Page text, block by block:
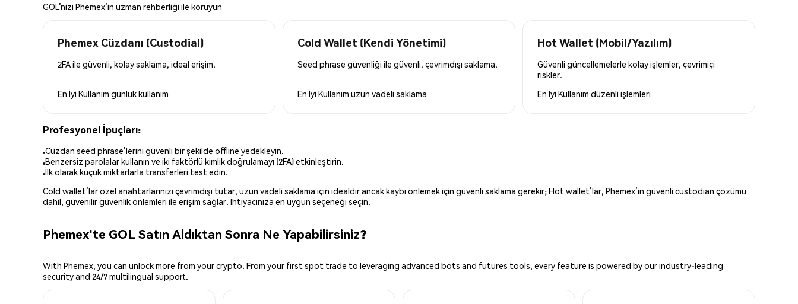
GOL’nizi Phemex’in uzman rehberliği ile koruyun
Phemex Cüzdanı (Custodial)
2FA ile güvenli, kolay saklama, ideal erişim.
En İyi Kullanım günlük kullanım
Cold Wallet (Kendi Yönetimi)
Seed phrase güvenliği ile güvenli, çevrimdışı saklama.
En İyi Kullanım uzun vadeli saklama
Hot Wallet (Mobil/Yazılım)
Güvenli güncellemelerle kolay işlemler, çevrimiçi
riskler.
En İyi Kullanım düzenli işlemleri
Profesyonel İpuçları:
Cüzdan seed phrase’lerini güvenli bir şekilde offline yedekleyin.
Benzersiz parolalar kullanın ve iki faktörlü kimlik doğrulamayı (2FA) etkinleştirin.
İlk olarak küçük miktarlarla transferleri test edin.
Cold wallet’lar özel anahtarlarınızı çevrimdışı tutar, uzun vadeli saklama için idealdir ancak kaybı önlemek için güvenli saklama gerekir; Hot wallet’lar, Phemex’in güvenli custodian çözümü
dahil, güvenilir güvenlik önlemleri ile erişim sağlar. İhtiyacınıza en uygun seçeneği seçin.
Phemex'te GOL Satın Aldıktan Sonra Ne Yapabilirsiniz?
With Phemex, you can unlock more from your crypto. From your first spot trade to leveraging advanced bots and futures tools, every feature is powered by our industry-leading
security and 24/7 multilingual support.